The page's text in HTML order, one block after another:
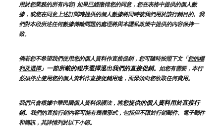
用於您業務的所有內容] 如果已經徵得您的同意，您在表格中提供的個人數
據，或您在同意上述訂閱時提供的個人數據將同時被我們用於該行銷目的。我
們對本段所述任何數據傳輸問題的處理將與本隱私政策中提供的內容保持一
致。
倘若您不希望我們使用您的個人資料作直接促銷，您可隨時按照下文「您的權
利及選擇」一節所載的程序選擇退出我們的直接促銷。如您有需要，本行
必須停止使用您的個人資料作直接促銷用途，而毋須向您收取任何費用。
我們只會根據中華民國個人資料保護法，將您提供的個人資料用於直接行
銷。我們的直接行銷內容可能有幾種形式，包括但不限於行銷郵件、電子郵件
和簡訊，其詳情列於以下小節。